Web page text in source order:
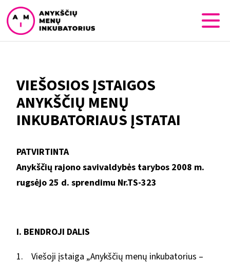
VIEŠOSIOS ĮSTAIGOS
ANYKŠČIŲ MENŲ
INKUBATORIAUS ĮSTATAI
PATVIRTINTA
Anykščių rajono savivaldybės tarybos 2008 m.
rugsėjo 25 d. sprendimu Nr.TS-323
I. BENDROJI DALIS
1. Viešoji įstaiga „Anykščių menų inkubatorius –